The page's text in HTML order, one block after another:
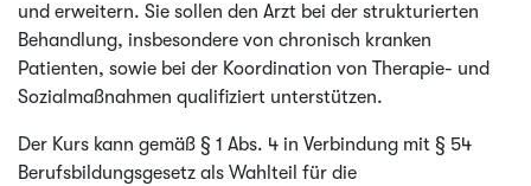
und erweitern. Sie sollen den Arzt bei der strukturierten
Behandlung, insbesondere von chronisch kranken
Patienten, sowie bei der Koordination von Therapie- und
Sozialmaßnahmen qualifiziert unterstützen.
Der Kurs kann gemäß § 1 Abs. 4 in Verbindung mit § 54
Berufsbildungsgesetz als Wahlteil für die